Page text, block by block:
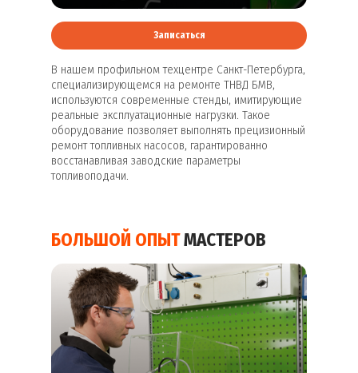
В нашем профильном техцентре Санкт-Петербурга,
специализирующемся на ремонте ТНВД БМВ,
используются современные стенды, имитирующие
реальные эксплуатационные нагрузки. Такое
оборудование позволяет выполнять прецизионный
ремонт топливных насосов, гарантированно
восстанавливая заводские параметры
топливоподачи.
Записаться
БОЛЬШОЙ ОПЫТМАСТЕРОВ